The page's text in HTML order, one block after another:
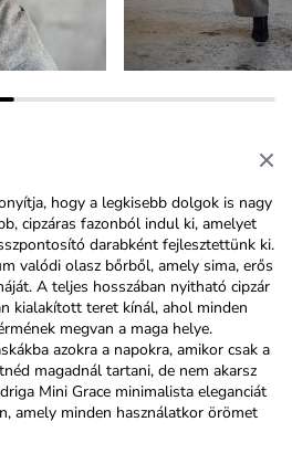
hogy a legkisebb dolgok is nagy
cipzáras fazonból indul ki, amelyet
darabként fejlesztettünk ki.
valódi olasz bőrből, amely sima, erős
A teljes hosszában nyitható cipzár
kialakított teret kínál, ahol minden
megvan a maga helye.
azokra a napokra, amikor csak a
magadnál tartani, de nem akarsz
Mini Grace minimalista eleganciát
amely minden használatkor örömet